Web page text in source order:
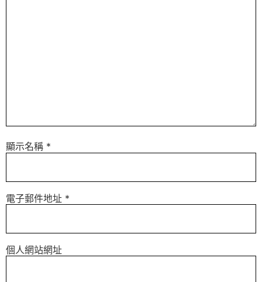
顯示名稱 *
電子郵件地址 *
個人網站網址